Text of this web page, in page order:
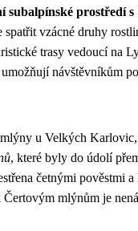
subalpínské prostředí s
spatřit vzácné druhy
trasy vedoucí na
návštěvníkům
u Velkých Karlovic,
, které byly do údolí
četnými pověstmi a
mlýnům je